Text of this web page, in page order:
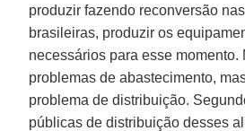
produzir fazendo reconversão
brasileiras, produzir os
necessários para esse momento.
problemas de abastecimento,
problema de distribuição.
públicas de distribuição desses